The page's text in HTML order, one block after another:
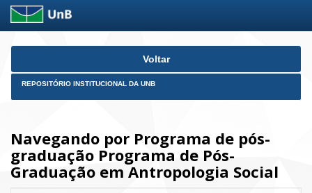
Skip
Voltar
REPOSITÓRIO INSTITUCIONAL DA UNB
Navegando por Programa de pós-
graduação Programa de Pós-
Graduação em Antropologia Social